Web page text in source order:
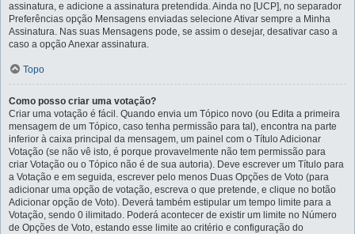
assinatura, e adicione a assinatura pretendida. Ainda no [UCP], no separador
Preferências opção Mensagens enviadas selecione Ativar sempre a Minha
Assinatura. Nas suas Mensagens pode, se assim o desejar, desativar caso a
caso a opção Anexar assinatura.
Topo
Como posso criar uma votação?
Criar uma votação é fácil. Quando envia um Tópico novo (ou Edita a primeira
mensagem de um Tópico, caso tenha permissão para tal), encontra na parte
inferior à caixa principal da mensagem, um painel com o Título Adicionar
Votação (se não vê isto, é porque provavelmente não tem permissão para
criar Votação ou o Tópico não é de sua autoria). Deve escrever um Título para
a Votação e em seguida, escrever pelo menos Duas Opções de Voto (para
adicionar uma opção de votação, escreva o que pretende, e clique no botão
Adicionar opção de Voto). Deverá também estipular um tempo limite para a
Votação, sendo 0 ilimitado. Poderá acontecer de existir um limite no Número
de Opções de Voto, estando esse limite ao critério e configuração do